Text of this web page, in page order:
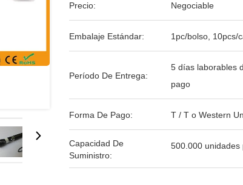
Precio: Negociable
Embalaje Estándar: 1pc/bolso, 10pcs/
Período De Entrega:
5 días laborables
pago
Forma De Pago: T / T o Western
Capacidad De
Suministro:
500.000 unidades